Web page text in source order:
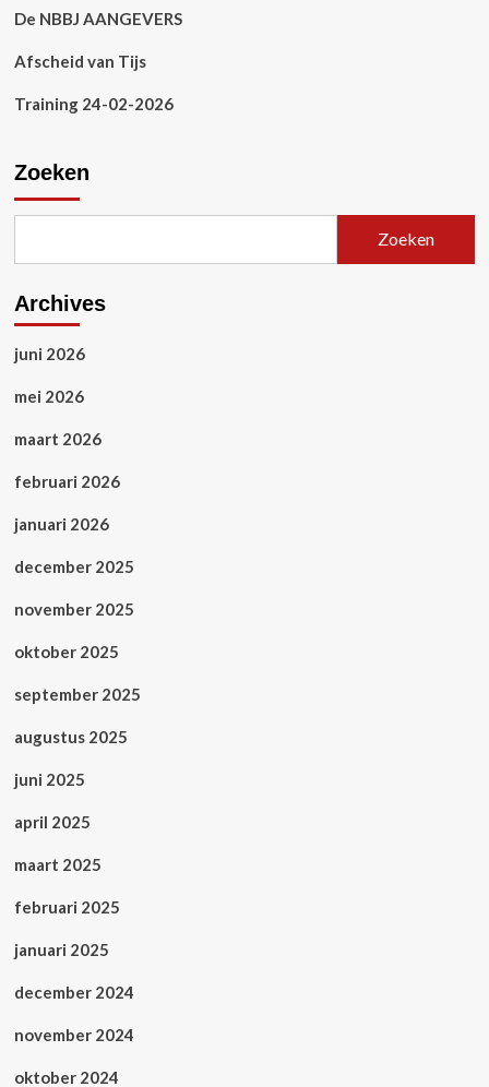
De NBBJ AANGEVERS
Afscheid van Tijs
Training 24-02-2026
Zoeken
Zoeken
Archives
juni 2026
mei 2026
maart 2026
februari 2026
januari 2026
december 2025
november 2025
oktober 2025
september 2025
augustus 2025
juni 2025
april 2025
maart 2025
februari 2025
januari 2025
december 2024
november 2024
oktober 2024